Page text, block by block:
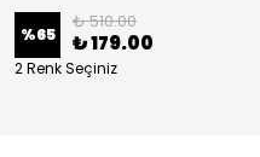
%65
₺ 510.00
₺ 179.00
2 Renk Seçiniz